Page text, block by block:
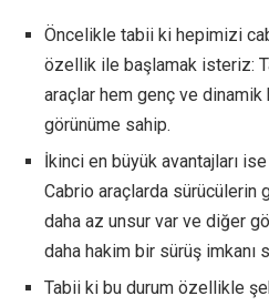
Öncelikle tabii ki hepimizi
özellik ile başlamak isteriz:
araçlar hem genç ve
görünüme sahip.
İkinci en büyük avantajları
Cabrio araçlarda sürücülerin
daha az unsur var ve diğer
daha hakim bir sürüş imkanı
Tabii ki bu durum özellikle